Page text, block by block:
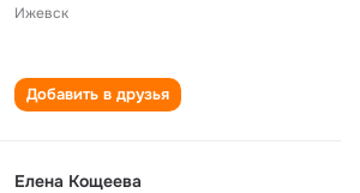
Ижевск
Добавить в друзья
Елена Кощеева